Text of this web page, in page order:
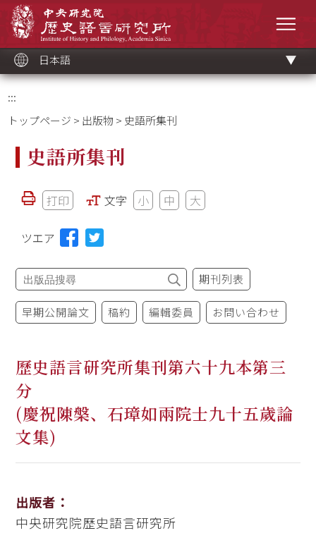
ッ
ク
日本語
:::
トップページ > 出版物 > 史語所集刊
史語所集刊
打印 文字 小 中 大
ツエア
期刊列表
早期公開論文 稿約 編輯委員 お問い合わせ
歷史語言研究所集刊第六十九本第三
分
(慶祝陳槃、石璋如兩院士九十五歲論
文集)
出版者：
中央研究院歷史語言研究所